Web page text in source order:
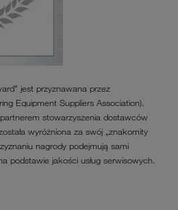
jest przyznawana przez
Equipment Suppliers Association).
stowarzyszenia dostawców
wyróżniona za swój „znakomity
nagrody podejmują sami
podstawie jakości usług serwisowych.